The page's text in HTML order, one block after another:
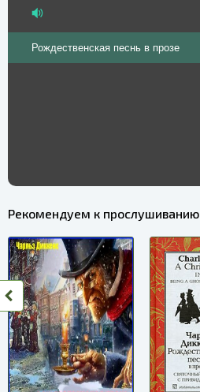
Рождественская песнь в прозе
Рекомендуем к прослушиванию